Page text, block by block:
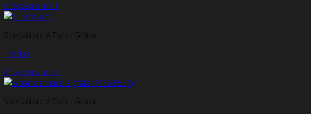
Citește mai mult
Specialitate A Turk - Grătar
Produs
Citește mai mult
Specialitate A Turk - Grătar